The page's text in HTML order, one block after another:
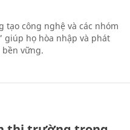
tạo công nghệ và các nhóm
giúp họ hòa nhập và phát
vững.